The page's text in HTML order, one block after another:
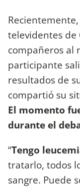
televidentes de
compañeros al
participante
resultados de
compartió su
El momento
durante el
“Tengo
tratarlo, todos
sangre. Puede